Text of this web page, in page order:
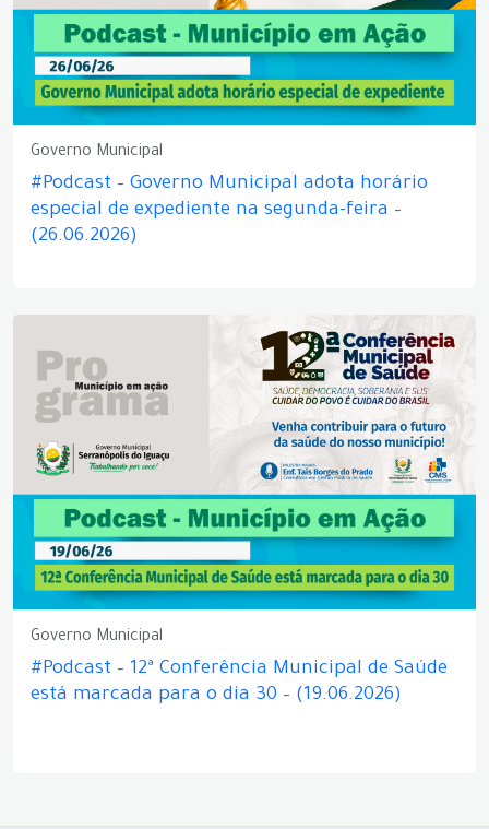
Governo Municipal
#Podcast – Governo Municipal adota horário
especial de expediente na segunda-feira –
(26.06.2026)
Governo Municipal
#Podcast – 12ª Conferência Municipal de Saúde
está marcada para o dia 30 – (19.06.2026)